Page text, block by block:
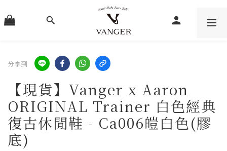
分享到
【現貨】Vanger x Aaron
ORIGINAL Trainer 白色經典
復古休閒鞋 - Ca006皚白色(膠
底)